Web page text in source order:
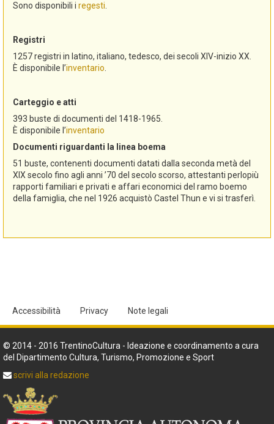
Sono disponibili i regesti
Registri
1257 registri in latino, italiano, tedesco, dei secoli XIV-inizio XX.
È disponibile l’inventario
Carteggio e atti
393 buste di documenti del 1418-1965.
È disponibile l’inventario
Documenti riguardanti la linea boema
51 buste, contenenti documenti datati dalla seconda metà del
XIX secolo fino agli anni ’70 del secolo scorso, attestanti perlopiù
rapporti familiari e privati e affari economici del ramo boemo
della famiglia, che nel 1926 acquistò Castel Thun e vi si trasferì.
Accessibilità Privacy Note legali
© 2014 - 2016 TrentinoCultura - Ideazione e coordinamento a cura
del Dipartimento Cultura, Turismo, Promozione e Sport
scrivi alla redazione